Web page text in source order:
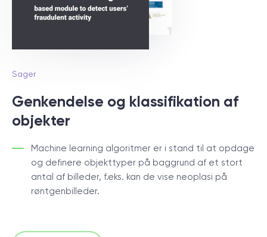
Sager
Genkendelse og klassifikation af
objekter
Machine learning algoritmer er i stand til at opdage
og definere objekttyper på baggrund af et stort
antal af billeder, f.eks. kan de vise neoplasi på
røntgenbilleder.